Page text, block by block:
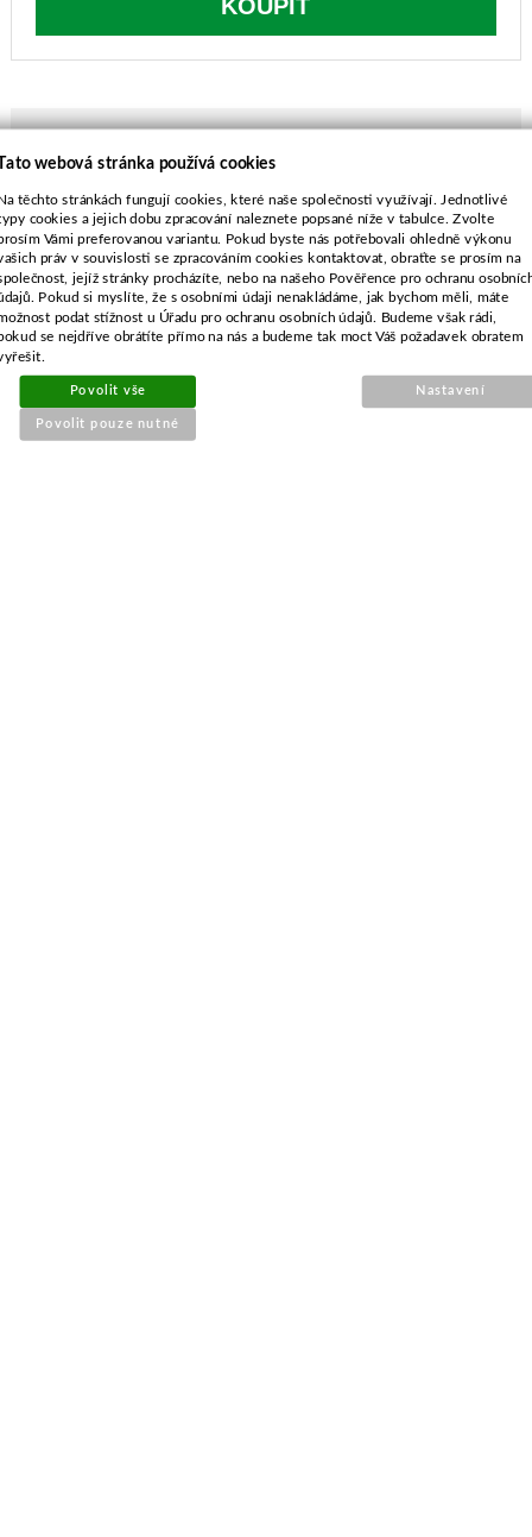
KOUPIT
POPIS ZBOŽÍ
MTD sečení 81 cm s bočním výhozem
délka-413 mm
průměr středu-10,0 mm
rozteč-63,5 mm
průměr vnějších děr-7,9 mm
webová stránka používá cookies
těchto stránkách fungují cookies, které naše společnosti využívají. Jednotlivé
cookies a jejich dobu zpracování naleznete popsané níže v tabulce. Zvolte
Vámi preferovanou variantu. Pokud byste nás potřebovali ohledně výkonu
práv v souvislosti se zpracováním cookies kontaktovat, obraťte se prosím na
jejíž stránky procházíte, nebo na našeho Pověřence pro ochranu
Pokud si myslíte, že s osobními údaji nenakládáme, jak bychom měli, máte
podat stížnost u Úřadu pro ochranu osobních údajů. Budeme však rádi,
se nejdříve obrátíte přímo na nás a budeme tak moct Váš požadavek obratem
Povolit vše
Povolit pouze nutné
Nastavení